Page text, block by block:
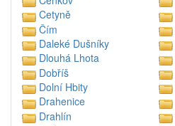
Cetyně
Čím
Daleké Dušníky
Dlouhá Lhota
Dobříš
Dolní Hbity
Drahenice
Drahlín